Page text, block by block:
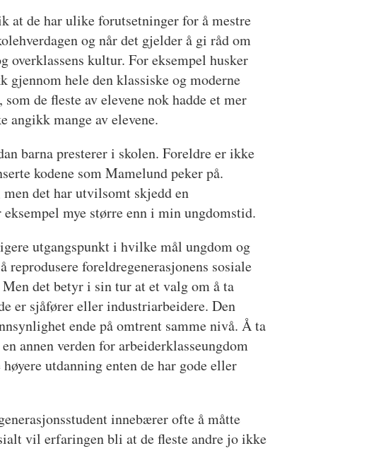
at de har ulike forutsetninger for å mestre
og når det gjelder å gi råd om
kultur. For eksempel husker
hele den klassiske og moderne
de fleste av elevene nok hadde et mer
mange av elevene.
barna presterer i skolen. Foreldre er ikke
kodene som Mamelund peker på.
det har utvilsomt skjedd en
mye større enn i min ungdomstid.
utgangspunkt i hvilke mål ungdom og
foreldregenerasjonens sosiale
det betyr i sin tur at et valg om å ta
er sjåfører eller industriarbeidere. Den
ende på omtrent samme nivå. Å ta
annen verden for arbeiderklasseungdom
utdanning enten de har gode eller
innebærer ofte å måtte
vil erfaringen bli at de fleste andre jo ikke